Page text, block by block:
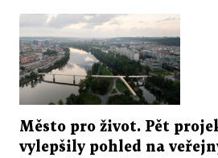
Město pro život. Pět
vylepšily pohled na